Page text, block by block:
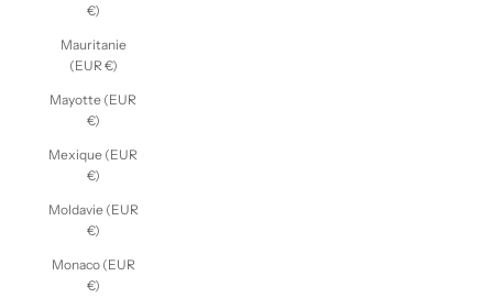
€)
Mauritanie
(EUR €)
Mayotte (EUR
€)
Mexique (EUR
€)
Moldavie (EUR
€)
Monaco (EUR
€)